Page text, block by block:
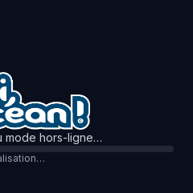
mode hors-ligne…